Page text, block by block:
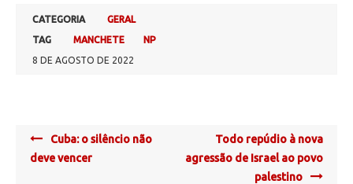
CATEGORIA
GERAL
TAG
MANCHETE
NP
8 DE AGOSTO DE 2022
Post
navigation
Cuba: o silêncio não
deve vencer
Todo repúdio à nova
agressão de Israel ao povo
palestino